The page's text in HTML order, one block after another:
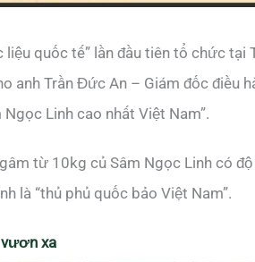
quốc tế” lần đầu tiên tổ chức tại
Trần Đức An – Giám đốc điều
Linh cao nhất Việt Nam”.
từ 10kg củ Sâm Ngọc Linh có
là “thủ phủ quốc bảo Việt Nam”.
xa